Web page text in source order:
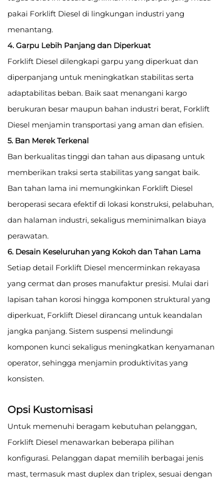
pakai Forklift Diesel di lingkungan industri yang
menantang.
4. Garpu Lebih Panjang dan Diperkuat
Forklift Diesel dilengkapi garpu yang diperkuat dan
diperpanjang untuk meningkatkan stabilitas serta
adaptabilitas beban. Baik saat menangani kargo
berukuran besar maupun bahan industri berat, Forklift
Diesel menjamin transportasi yang aman dan efisien.
5. Ban Merek Terkenal
Ban berkualitas tinggi dan tahan aus dipasang untuk
memberikan traksi serta stabilitas yang sangat baik.
Ban tahan lama ini memungkinkan Forklift Diesel
beroperasi secara efektif di lokasi konstruksi, pelabuhan,
dan halaman industri, sekaligus meminimalkan biaya
perawatan.
6. Desain Keseluruhan yang Kokoh dan Tahan Lama
Setiap detail Forklift Diesel mencerminkan rekayasa
yang cermat dan proses manufaktur presisi. Mulai dari
lapisan tahan korosi hingga komponen struktural yang
diperkuat, Forklift Diesel dirancang untuk keandalan
jangka panjang. Sistem suspensi melindungi
komponen kunci sekaligus meningkatkan kenyamanan
operator, sehingga menjamin produktivitas yang
konsisten.
Opsi Kustomisasi
Untuk memenuhi beragam kebutuhan pelanggan,
Forklift Diesel menawarkan beberapa pilihan
konfigurasi. Pelanggan dapat memilih berbagai jenis
mast, termasuk mast duplex dan triplex, sesuai dengan